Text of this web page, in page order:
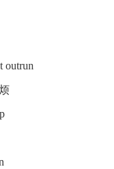
outrun